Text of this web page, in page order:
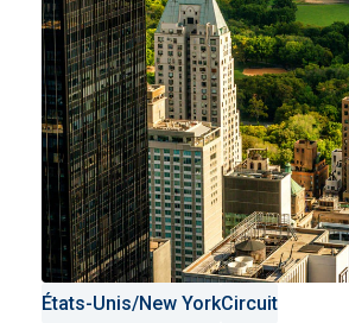
États-Unis/New YorkCircuit